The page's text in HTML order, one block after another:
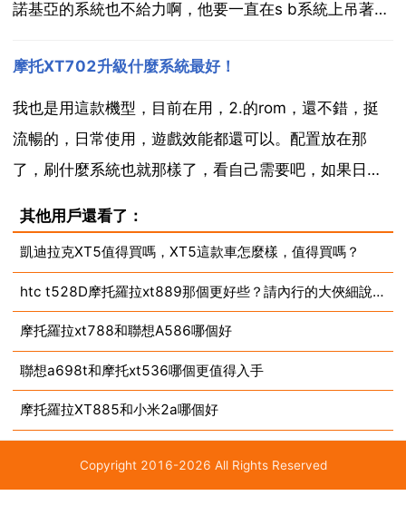
諾基亞的系統也不給力啊，他要一直在s b系統上吊著，
論壇看看去，702的發帖量子長期第一。有錢沒文化，
就買諾基亞吧。請不要在拿...
摩托XT702升級什麼系統最好！
我也是用這款機型，目前在用，2.的rom，還不錯，挺
流暢的，日常使用，遊戲效能都還可以。配置放在那
了，刷什麼系統也就那樣了，看自己需要吧，如果日常
也不錯，智慧ip撥號，鎖屏農曆顯示，再裝個blur主題，
也挺美觀的，如果想折騰的話，cm7已更新到7....
其他用戶還看了：
凱迪拉克XT5值得買嗎，XT5這款車怎麼樣，值得買嗎？
htc t528D摩托羅拉xt889那個更好些？請內行的大俠細說一下（以便我酌情選購）不勝感謝
摩托羅拉xt788和聯想A586哪個好
聯想a698t和摩托xt536哪個更值得入手
摩托羅拉XT885和小米2a哪個好
Copyright 2016-2026 All Rights Reserved